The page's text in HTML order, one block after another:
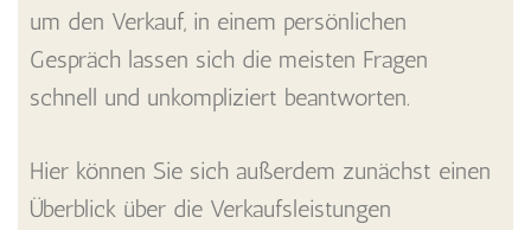
um den Verkauf, in einem persönlichen
Gespräch lassen sich die meisten Fragen
schnell und unkompliziert beantworten.
Hier können Sie sich außerdem zunächst einen
Überblick über die Verkaufsleistungen